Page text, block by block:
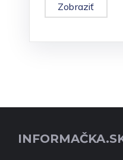
Zobraziť